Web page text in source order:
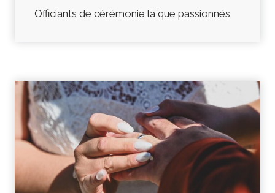
Officiants de cérémonie laïque passionnés